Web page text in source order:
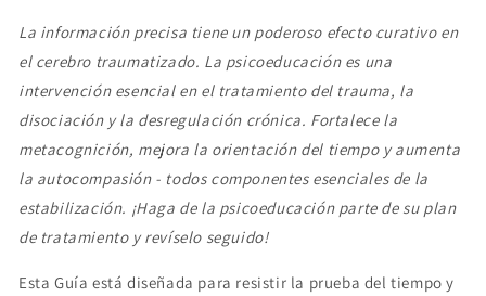
La información precisa tiene un poderoso efecto curativo en
el cerebro traumatizado. La psicoeducación es una
intervención esencial en el tratamiento del trauma, la
disociación y la desregulación crónica. Fortalece la
metacognición, mejora la orientación del tiempo y aumenta
la autocompasión - todos componentes esenciales de la
estabilización. ¡Haga de la psicoeducación parte de su plan
de tratamiento y revíselo seguido!
Esta Guía está diseñada para resistir la prueba del tiempo y